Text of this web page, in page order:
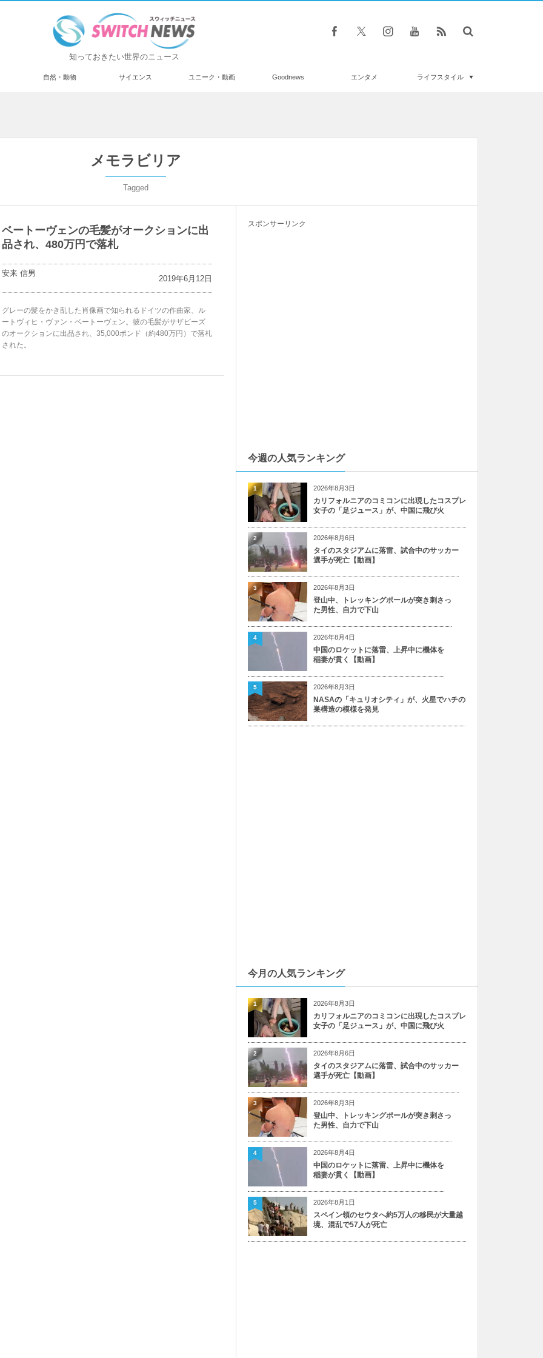
知っておきたい世界のニュース
自然・動物 サイエンス ユニーク・動画 Goodnews エンタメ ライフスタイル
メモラビリア
Tagged
ベートーヴェンの毛髪がオークションに出
品され、480万円で落札
安来 信男
2019年6月12日
グレーの髪をかき乱した肖像画で知られるドイツの作曲家、ル
ートヴィヒ・ヴァン・ベートーヴェン。彼の毛髪がサザビーズ
のオークションに出品され、35,000ポンド（約480万円）で落札
された。
スポンサーリンク
今週の人気ランキング
2026年8月3日
カリフォルニアのコミコンに出現したコスプレ
女子の「足ジュース」が、中国に飛び火
1
2026年8月6日
タイのスタジアムに落雷、試合中のサッカー
選手が死亡【動画】
2
2026年8月3日
登山中、トレッキングポールが突き刺さっ
た男性、自力で下山
3
2026年8月4日
中国のロケットに落雷、上昇中に機体を
稲妻が貫く【動画】
4
2026年8月3日
NASAの「キュリオシティ」が、火星でハチの
巣構造の模様を発見
5
今月の人気ランキング
2026年8月3日
カリフォルニアのコミコンに出現したコスプレ
女子の「足ジュース」が、中国に飛び火
1
2026年8月6日
タイのスタジアムに落雷、試合中のサッカー
選手が死亡【動画】
2
2026年8月3日
登山中、トレッキングポールが突き刺さっ
た男性、自力で下山
3
2026年8月4日
中国のロケットに落雷、上昇中に機体を
稲妻が貫く【動画】
4
2026年8月1日
スペイン領のセウタへ約5万人の移民が大量越
境、混乱で57人が死亡
5